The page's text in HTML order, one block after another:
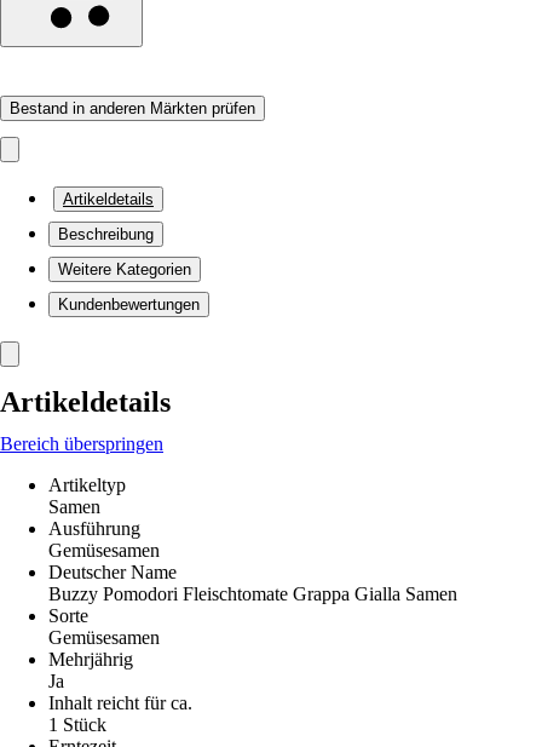
Bestand in anderen Märkten prüfen
Artikeldetails
Beschreibung
Weitere Kategorien
Kundenbewertungen
Artikeldetails
Bereich überspringen
Artikeltyp
Samen
Ausführung
Gemüsesamen
Deutscher Name
Buzzy Pomodori Fleischtomate Grappa Gialla Samen
Sorte
Gemüsesamen
Mehrjährig
Ja
Inhalt reicht für ca.
1 Stück